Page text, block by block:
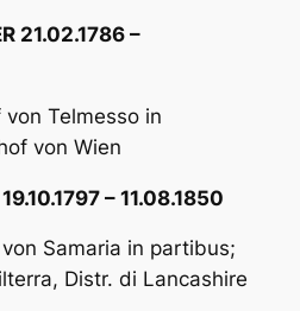
21.02.1786 –
Telmesso in
von Wien
– 11.08.1850
Samaria in partibus;
Distr. di Lancashire